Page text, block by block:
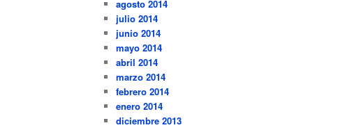
agosto 2014
julio 2014
junio 2014
mayo 2014
abril 2014
marzo 2014
febrero 2014
enero 2014
diciembre 2013